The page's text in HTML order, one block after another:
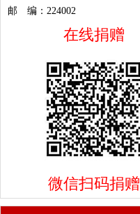
邮 编：224002
在线捐赠
微信扫码捐赠